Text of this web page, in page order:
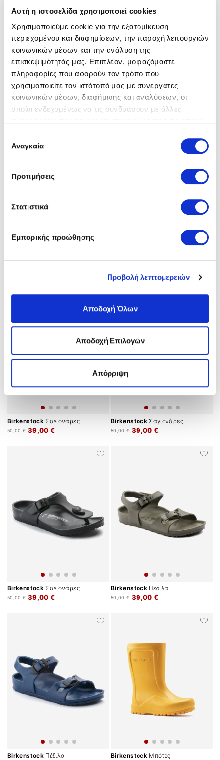
Αυτή η ιστοσελίδα χρησιμοποιεί cookies
Χρησιμοποιούμε cookie για την εξατομίκευση
περιεχομένου και διαφημίσεων, την παροχή λειτουργιών
κοινωνικών μέσων και την ανάλυση της
επισκεψιμότητάς μας. Επιπλέον, μοιραζόμαστε
πληροφορίες που αφορούν τον τρόπο που
χρησιμοποιείτε τον ιστότοπό μας με συνεργάτες
κοινωνικών μέσων, διαφήμισης και αναλύσεων, οι
οποίοι ενδεχομένως να τις συνδυάσουν με άλλες
των υπηρεσιών τους.
συγκατάθεσης
Αναγκαία
Προτιμήσεις
Στατιστικά
Εμπορικής προώθησης
Προβολή λεπτομερειών
Αποδοχή Όλων
Αποδοχή Επιλογών
Απόρριψη
BirkenstockΠέδιλα
39,00 €
50,00 €
BirkenstockΠέδιλα
39,00 €
50,00 €
39,00 € 39,00 €
BirkenstockΣαγιονάρες
39,00 €
50,00 €
BirkenstockΣαγιονάρες
39,00 €
50,00 €
BirkenstockΣαγιονάρες
39,00 €
50,00 €
BirkenstockΠέδιλα
39,00 €
50,00 €
BirkenstockΠέδιλα BirkenstockΜπότες